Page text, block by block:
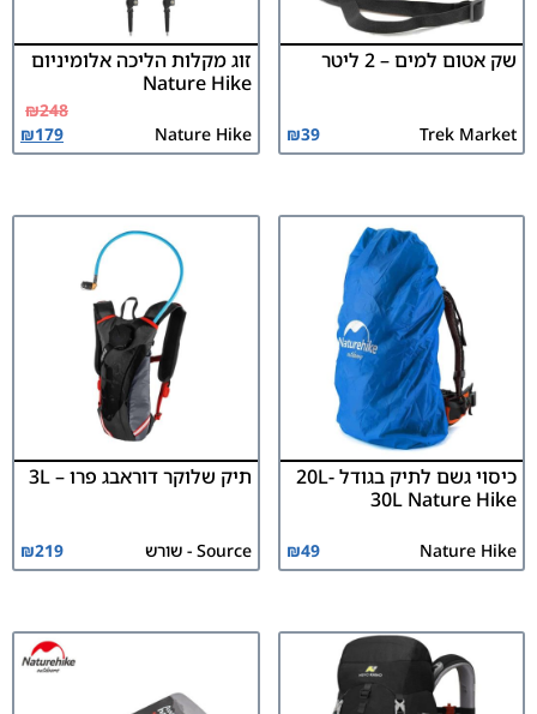
שק אטום למים – 2 ליטר
Trek Market
₪39
זוג מקלות הליכה אלומיניום
Nature Hike
Nature Hike
₪248
₪179
כיסוי גשם לתיק בגודל 20L-
30L Nature Hike
Nature Hike
₪49
תיק שלוקר דוראבג פרו – 3L
Source - שורש ₪219